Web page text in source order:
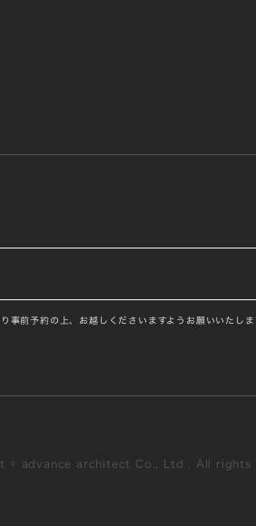
事前予約の上、お越しくださいますようお願いいたしま
© advance architect Co., Ltd . All rights